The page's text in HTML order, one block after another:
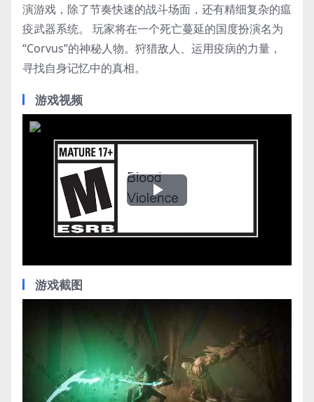
演游戏，除了节奏快速的战斗场面，还有精细复杂的瘟
疫武器系统。 玩家将在一个死亡蔓延的国度扮演名为
“Corvus”的神秘人物。狩猎敌人、运用疫病的力量，
寻找自身记忆中的真相。
游戏视频
Play
Video
游戏截图